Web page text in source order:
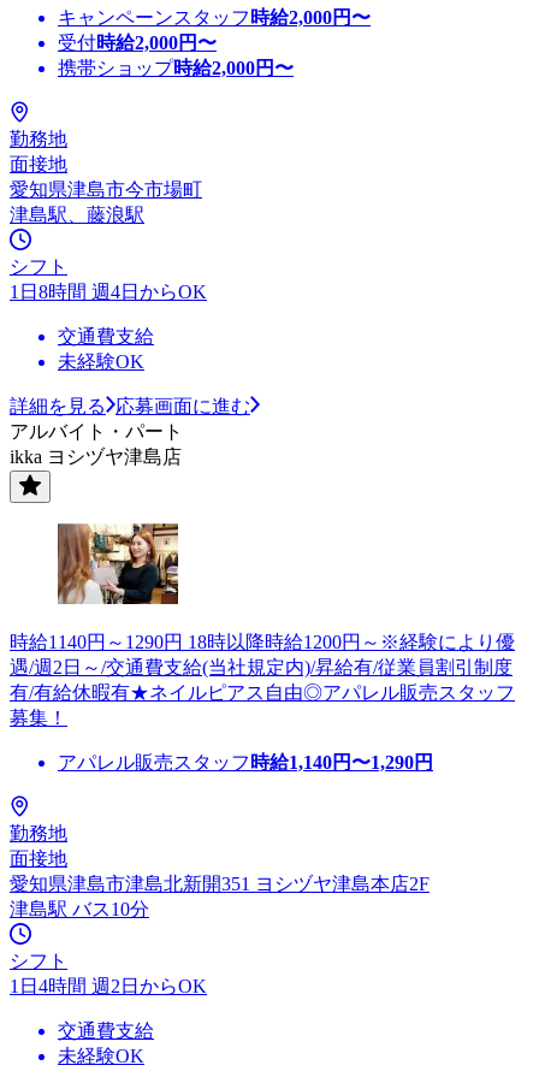
キャンペーンスタッフ 時給2,000円〜
受付時給2,000円〜
携帯ショップ時給2,000円〜
勤務地
面接地
愛知県津島市今市場町
津島駅、藤浪駅
シフト
1日8時間 週4日からOK
交通費支給
未経験OK
詳細を見る
応募画面に進む
アルバイト・パート
ikka ヨシヅヤ津島店
時給1140円～1290円 18時以降時給1200円～※経験により優
遇/週2日～/交通費支給(当社規定内)/昇給有/従業員割引制度
有/有給休暇有★ネイルピアス自由◎アパレル販売スタッフ
募集！
アパレル販売スタッフ 時給1,140円〜1,290円
勤務地
面接地
愛知県津島市津島北新開351 ヨシヅヤ津島本店2F
津島駅 バス10分
シフト
1日4時間 週2日からOK
交通費支給
未経験OK